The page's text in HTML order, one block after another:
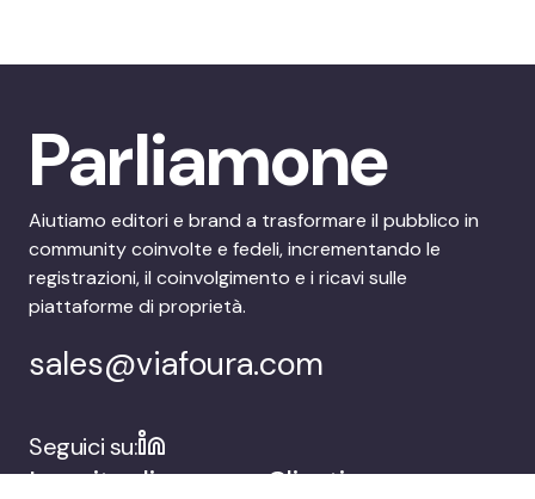
Parliamone
Aiutiamo editori e brand a trasformare il pubblico in
community coinvolte e fedeli, incrementando le
registrazioni, il coinvolgimento e i ricavi sulle
piattaforme di proprietà.
sales@viafoura.com
Seguici su:
La suite di
Clienti